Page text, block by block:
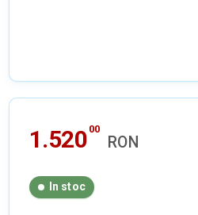
1.520 00
RON
In stoc